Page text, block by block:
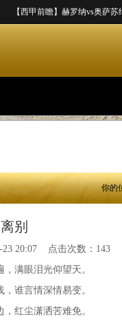
【西甲前瞻】赫罗纳vs奥萨苏纳+
你的
离别
23 20:07 点击次数：143
满眼泪光仰望天。
谁言情深情易变。
红尘潇洒苦难免。